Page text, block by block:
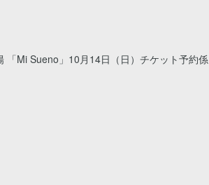
「Mi Sueno」10月14日（日）チケット予約係